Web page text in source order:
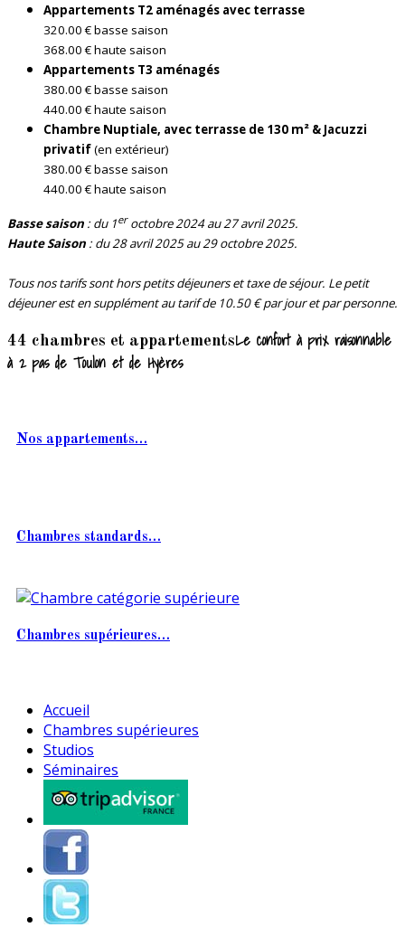
Appartements T2 aménagés avec terrasse
320.00 € basse saison
368.00 € haute saison
Appartements T3 aménagés
380.00 € basse saison
440.00 € haute saison
Chambre Nuptiale, avec terrasse de 130 m² & Jacuzzi
privatif(en extérieur)
380.00 € basse saison
440.00 € haute saison
Basse saison : du 1eroctobre 2024 au 27 avril 2025.
Haute Saison : du 28 avril 2025 au 29 octobre 2025.
Tous nos tarifs sont hors petits déjeuners et taxe de séjour. Le petit
déjeuner est en supplément au tarif de 10.50 € par jour et par personne.
44 chambres et appartementsLe confort à prix raisonnable
à 2 pas de Toulon et de Hyères
Nos appartements…
Chambres standards…
Chambres supérieures…
Accueil
Chambres supérieures
Studios
Séminaires